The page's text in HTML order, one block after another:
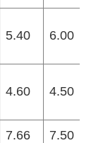
5.40 6.00
4.60 4.50
7.66 7.50